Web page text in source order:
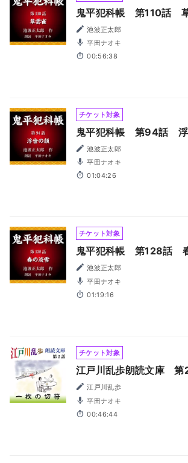
鬼平犯科帳 第110話
池波正太郎
平田ナオキ
00:56:38
チケット対象
鬼平犯科帳 第94話 浮
池波正太郎
平田ナオキ
01:04:26
チケット対象
鬼平犯科帳 第128話
池波正太郎
平田ナオキ
01:19:16
チケット対象
江戸川乱歩朗読文庫
江戸川乱歩
平田ナオキ
00:46:44